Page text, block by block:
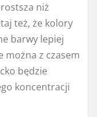
niż
też, że kolory
barwy lepiej
można z czasem
będzie
koncentracji